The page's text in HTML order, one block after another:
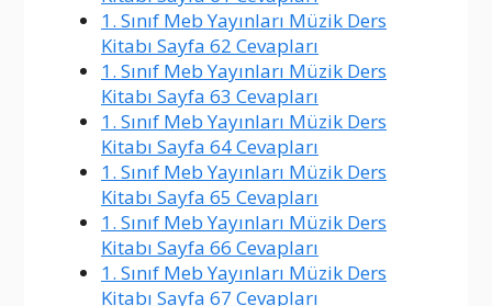
1. Sınıf Meb Yayınları Müzik Ders
Kitabı Sayfa 62 Cevapları
1. Sınıf Meb Yayınları Müzik Ders
Kitabı Sayfa 63 Cevapları
1. Sınıf Meb Yayınları Müzik Ders
Kitabı Sayfa 64 Cevapları
1. Sınıf Meb Yayınları Müzik Ders
Kitabı Sayfa 65 Cevapları
1. Sınıf Meb Yayınları Müzik Ders
Kitabı Sayfa 66 Cevapları
1. Sınıf Meb Yayınları Müzik Ders
Kitabı Sayfa 67 Cevapları